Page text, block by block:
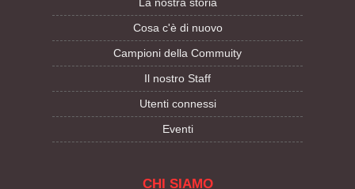
Cosa c'è di nuovo
Campioni della Commuity
Il nostro Staff
Utenti connessi
Eventi
CHI SIAMO